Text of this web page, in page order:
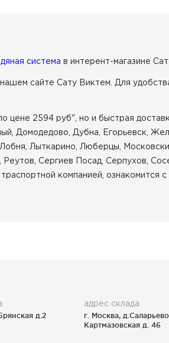
система в интерент-магазине
сайте Сату Виктем. Для
2594 руб", но и быстрая
Домодедово, Дубна, Егорьевск,
Лыткарино, Люберцы,
Сергиев Посад, Серпухов,
компанией, ознакомится
д.2
адрес склада
г. Москва,
Картмазовская д. 46